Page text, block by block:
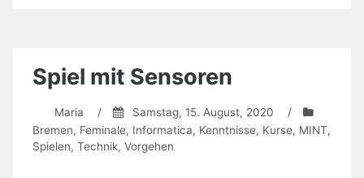
Spiel mit Sensoren
Maria / Samstag, 15. August, 2020
/
Bremen, Feminale, Informatica, Kenntnisse, Kurse, MINT,
Spielen, Technik, Vorgehen